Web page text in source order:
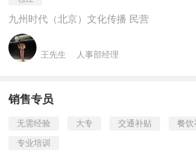
九州时代（北京）文化传播 民营
王先生 人事部经理
销售专员
无需经验 大专 交通补贴 餐饮
专业培训